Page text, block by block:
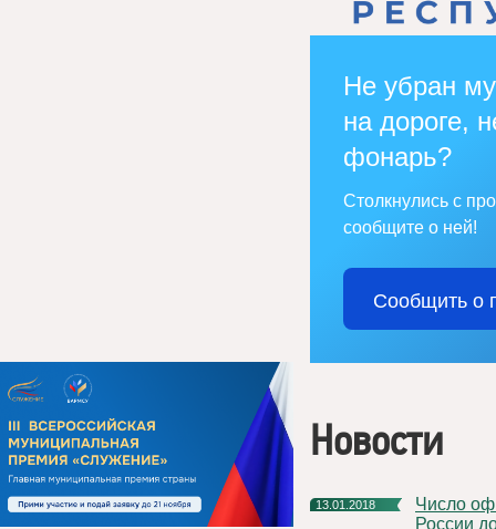
Не убран
на дороге,
фонарь?
Столкнулись с
сообщите о ней!
Сообщить о
Новости
13.01.2018
Число официально заявившихся на выборы президента
России